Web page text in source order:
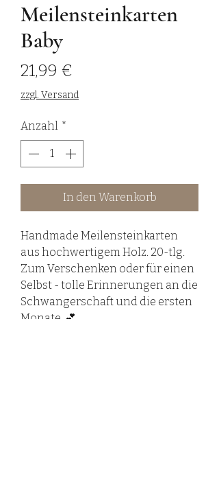
Meilensteinkarten
Baby
21,99 €
zzgl. Versand
Anzahl *
In den Warenkorb
Handmade Meilensteinkarten
aus hochwertigem Holz. 20-tlg.
Zum Verschenken oder für einen
Selbst - tolle Erinnerungen an die
Schwangerschaft und die ersten
Monate. 💕